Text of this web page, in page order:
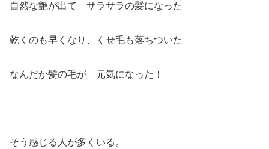
自然な艶が出て サラサラの髪になった
乾くのも早くなり、くせ毛も落ちついた
なんだか髪の毛が 元気になった！
そう感じる人が多くいる。